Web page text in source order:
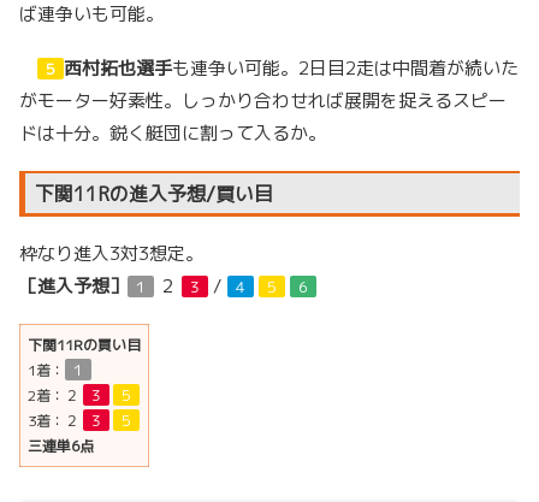
ば連争いも可能。
５ 西村拓也選手も連争い可能。2日目2走は中間着が続いた
がモーター好素性。しっかり合わせれば展開を捉えるスピー
ドは十分。鋭く艇団に割って入るか。
下関11Rの進入予想/買い目
枠なり進入3対3想定。
［進入予想］
１ ２ ３ / ４ ５ ６
下関11Rの買い目
1着：
１
2着： ２ ３
５
3着： ２ ３
５
三連単6点